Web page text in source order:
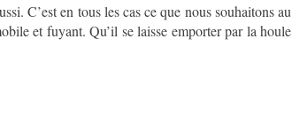
C’est en tous les cas ce que nous souhaitons au
et fuyant. Qu’il se laisse emporter par la houle